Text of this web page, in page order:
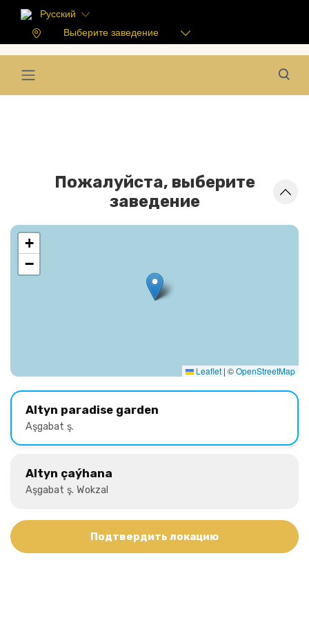
Русский
Выберите заведение
Пожалуйста, выберите
заведение
+
−
Leaflet | ©OpenStreetMap
Altyn paradise garden
Aşgabat ş.
Altyn çaýhana
Aşgabat ş. Wokzal
Подтвердить локацию